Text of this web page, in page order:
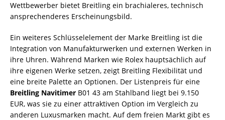
Wettbewerber bietet Breitling ein brachialeres, technisch
ansprechenderes Erscheinungsbild.
Ein weiteres Schlüsselelement der Marke Breitling ist die
Integration von Manufakturwerken und externen Werken in
ihre Uhren. Während Marken wie Rolex hauptsächlich auf
ihre eigenen Werke setzen, zeigt Breitling Flexibilität und
eine breite Palette an Optionen. Der Listenpreis für eine
Breitling Navitimer B01 43 am Stahlband liegt bei 9.150
EUR, was sie zu einer attraktiven Option im Vergleich zu
anderen Luxusmarken macht. Auf dem freien Markt gibt es